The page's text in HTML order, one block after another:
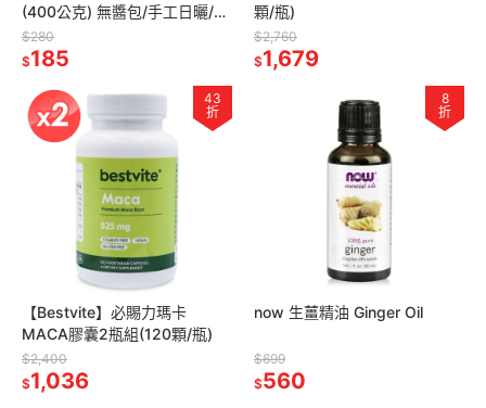
(400公克) 無醬包/手工日曬/古
法製作/台灣製造
$280
$185
顆/瓶)
$2,760
$1,679
43
折
【Bestvite】必賜力瑪卡
MACA膠囊2瓶組(120顆/瓶)
$2,400
$1,036
8
折
now 生薑精油 Ginger Oil
$699
$560